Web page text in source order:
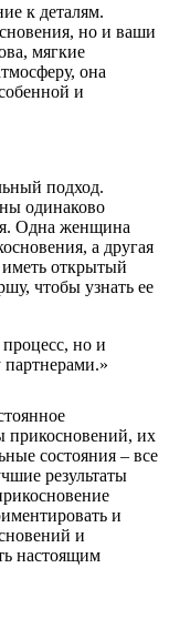
к деталям.
но и ваши
мягкие
она
и
подход.
одинаково
Одна женщина
а другая
открытый
чтобы узнать ее
но и
прикосновений, их
состояния – все
результаты
и
и
настоящим